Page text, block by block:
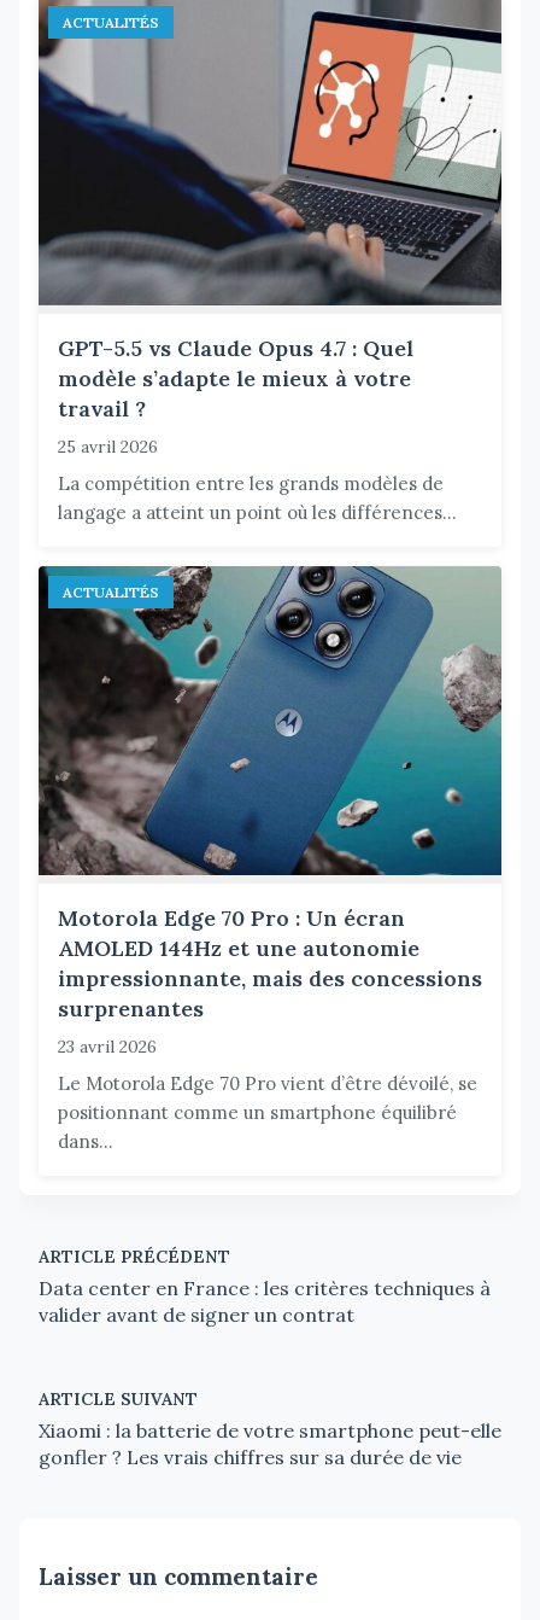
ACTUALITÉS
GPT-5.5 vs Claude Opus 4.7 : Quel
modèle s’adapte le mieux à votre
travail ?
25 avril 2026
La compétition entre les grands modèles de
langage a atteint un point où les différences...
ACTUALITÉS
Motorola Edge 70 Pro : Un écran
AMOLED 144Hz et une autonomie
impressionnante, mais des concessions
surprenantes
23 avril 2026
Le Motorola Edge 70 Pro vient d’être dévoilé, se
positionnant comme un smartphone équilibré
dans...
ARTICLE PRÉCÉDENT
Data center en France : les critères techniques à
valider avant de signer un contrat
ARTICLE SUIVANT
Xiaomi : la batterie de votre smartphone peut-elle
gonfler ? Les vrais chiffres sur sa durée de vie
Laisser un commentaire